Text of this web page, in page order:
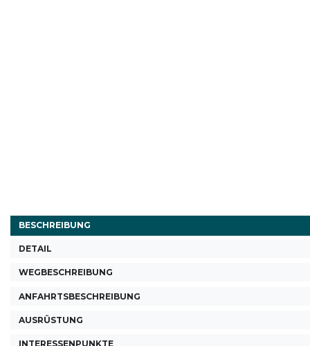
BESCHREIBUNG
DETAIL
WEGBESCHREIBUNG
ANFAHRTSBESCHREIBUNG
AUSRÜSTUNG
INTERESSENPUNKTE